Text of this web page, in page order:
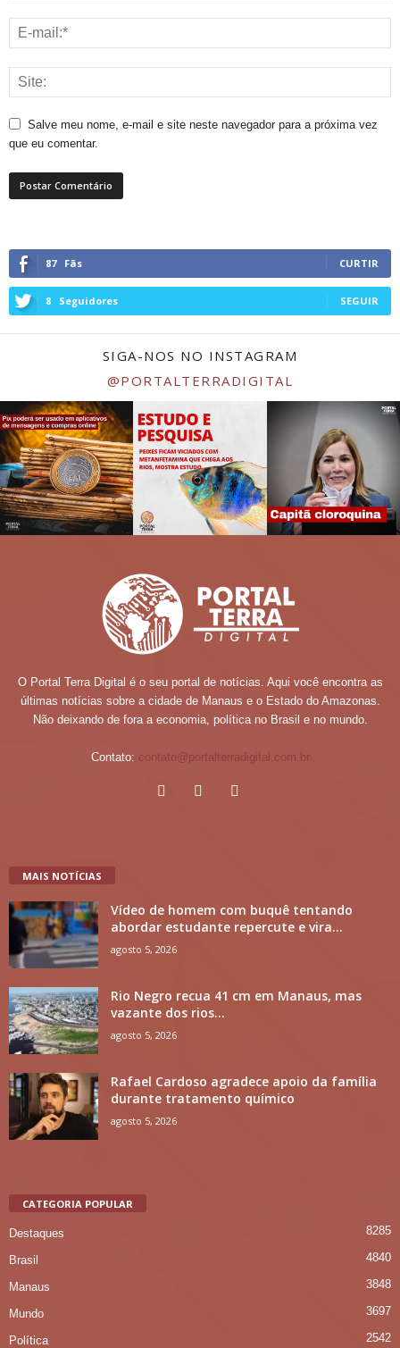
Salve meu nome, e-mail e site neste navegador para a próxima vez
que eu comentar.
87 Fãs CURTIR
8 Seguidores SEGUIR
SIGA-NOS NO INSTAGRAM
@PORTALTERRADIGITAL
O Portal Terra Digital é o seu portal de notícias. Aqui você encontra as
últimas notícias sobre a cidade de Manaus e o Estado do Amazonas.
Não deixando de fora a economia, política no Brasil e no mundo.
Contato: contato@portalterradigital.com.br
MAIS NOTÍCIAS
Vídeo de homem com buquê tentando
abordar estudante repercute e vira...
agosto 5, 2026
Rio Negro recua 41 cm em Manaus, mas
vazante dos rios...
agosto 5, 2026
Rafael Cardoso agradece apoio da família
durante tratamento químico
agosto 5, 2026
CATEGORIA POPULAR
Destaques 8285
Brasil 4840
Manaus 3848
Mundo 3697
Política 2542